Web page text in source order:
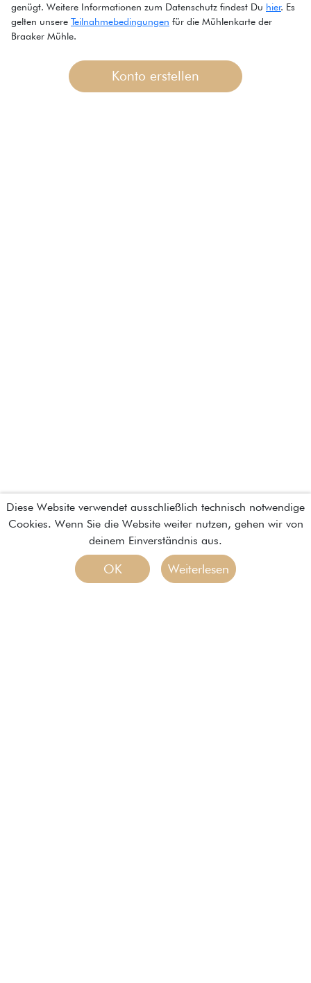
genügt. Weitere Informationen zum Datenschutz findest Du hier. Es
gelten unsere Teilnahmebedingungen für die Mühlenkarte der
Braaker Mühle.
Konto erstellen
Diese Website verwendet ausschließlich technisch notwendige
Cookies. Wenn Sie die Website weiter nutzen, gehen wir von
deinem Einverständnis aus.
OK Weiterlesen